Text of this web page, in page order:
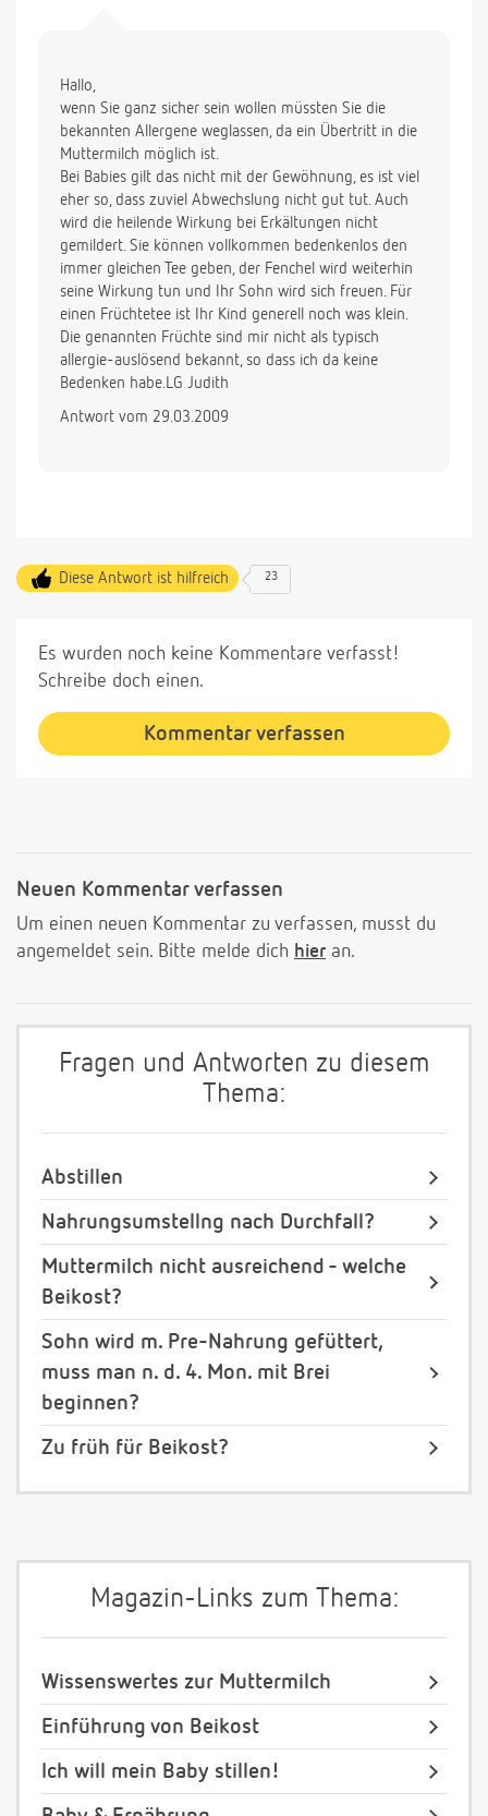
Hallo,
wenn Sie ganz sicher sein wollen müssten Sie die
bekannten Allergene weglassen, da ein Übertritt in die
Muttermilch möglich ist.
Bei Babies gilt das nicht mit der Gewöhnung, es ist viel
eher so, dass zuviel Abwechslung nicht gut tut. Auch
wird die heilende Wirkung bei Erkältungen nicht
gemildert. Sie können vollkommen bedenkenlos den
immer gleichen Tee geben, der Fenchel wird weiterhin
seine Wirkung tun und Ihr Sohn wird sich freuen. Für
einen Früchtetee ist Ihr Kind generell noch was klein.
Die genannten Früchte sind mir nicht als typisch
allergie-auslösend bekannt, so dass ich da keine
Bedenken habe.LG Judith
Antwort vom 29.03.2009
Diese Antwort ist hilfreich 23
Es wurden noch keine Kommentare verfasst!
Schreibe doch einen.
Kommentar verfassen
Neuen Kommentar verfassen
Um einen neuen Kommentar zu verfassen, musst du
angemeldet sein. Bitte melde dich hier an.
Fragen und Antworten zu diesem
Thema:
Abstillen
Nahrungsumstellng nach Durchfall?
Muttermilch nicht ausreichend - welche
Beikost?
Sohn wird m. Pre-Nahrung gefüttert,
muss man n. d. 4. Mon. mit Brei
beginnen?
Zu früh für Beikost?
Magazin-Links zum Thema:
Wissenswertes zur Muttermilch
Einführung von Beikost
Ich will mein Baby stillen!